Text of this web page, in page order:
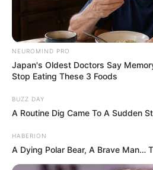
NEUROMIND PRO
Japan's Oldest Doctors Say
Stop Eating These 3 Foods
BUZZ DAY
A Routine Dig Came To A Sudden
HABERION
A Dying Polar Bear, A Brave Man…